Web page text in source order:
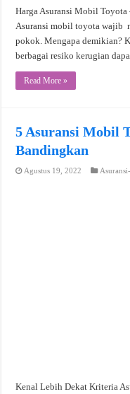
Harga Asuransi Mobil
Asuransi mobil toyota wajib
pokok. Mengapa demikian?
berbagai resiko kerugian
Read More »
5 Asuransi Mobil
Bandingkan
Agustus 19, 2022
Kenal Lebih Dekat Kriteria